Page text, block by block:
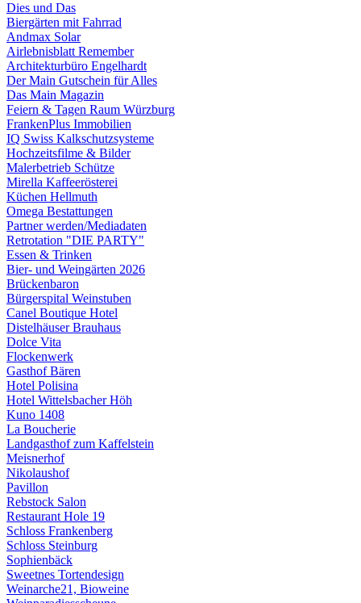
Dies und Das
Biergärten mit Fahrrad
Andmax Solar
Airlebnisblatt Remember
Architekturbüro Engelhardt
Der Main Gutschein für Alles
Das Main Magazin
Feiern & Tagen Raum Würzburg
FrankenPlus Immobilien
IQ Swiss Kalkschutzsysteme
Hochzeitsfilme & Bilder
Malerbetrieb Schütze
Mirella Kaffeerösterei
Küchen Hellmuth
Omega Bestattungen
Partner werden/Mediadaten
Retrotation "DIE PARTY"
Essen & Trinken
Bier- und Weingärten 2026
Brückenbaron
Bürgerspital Weinstuben
Canel Boutique Hotel
Distelhäuser Brauhaus
Dolce Vita
Flockenwerk
Gasthof Bären
Hotel Polisina
Hotel Wittelsbacher Höh
Kuno 1408
La Boucherie
Landgasthof zum Kaffelstein
Meisnerhof
Nikolaushof
Pavillon
Rebstock Salon
Restaurant Hole 19
Schloss Frankenberg
Schloss Steinburg
Sophienbäck
Sweetnes Tortendesign
Weinarche21, Bioweine